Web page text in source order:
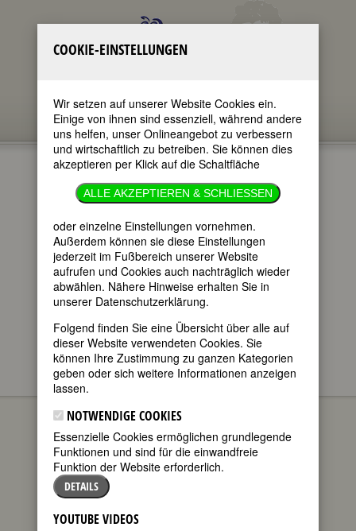
LOUISE
IMOGEN
GUINEY
im ganzen Text
BIOGRAPHIEN
geboren am 7.
Januar 1861 in
Roxbury,
COOKIE-EINSTELLUNGEN
Wir setzen auf unserer Website Cookies ein.
Einige von ihnen sind essenziell, während andere
uns helfen, unser Onlineangebot zu verbessern
und wirtschaftlich zu betreiben. Sie können dies
akzeptieren per Klick auf die Schaltfläche
ALLE AKZEPTIEREN & SCHLIESSEN
oder einzelne Einstellungen vornehmen.
Außerdem können sie diese Einstellungen
jederzeit im Fußbereich unserer Website
aufrufen und Cookies auch nachträglich wieder
abwählen. Nähere Hinweise erhalten Sie in
unserer Datenschutzerklärung.
Folgend finden Sie eine Übersicht über alle auf
dieser Website verwendeten Cookies. Sie
können Ihre Zustimmung zu ganzen Kategorien
geben oder sich weitere Informationen anzeigen
lassen.
NOTWENDIGE COOKIES
Essenzielle Cookies ermöglichen grundlegende
Funktionen und sind für die einwandfreie
Funktion der Website erforderlich.
DETAILS
YOUTUBE VIDEOS